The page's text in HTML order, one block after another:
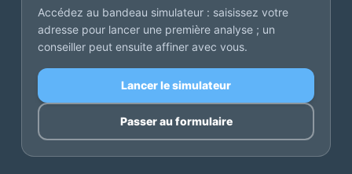
Accédez au bandeau simulateur : saisissez votre
adresse pour lancer une première analyse ; un
conseiller peut ensuite affiner avec vous.
Lancer le simulateur
Passer au formulaire